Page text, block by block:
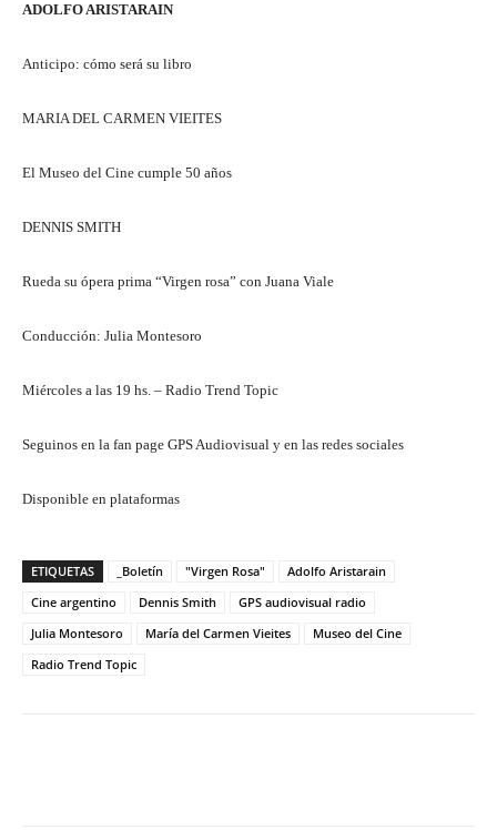
ADOLFO ARISTARAIN
Anticipo: cómo será su libro
MARIA DEL CARMEN VIEITES
El Museo del Cine cumple 50 años
DENNIS SMITH
Rueda su ópera prima “Virgen rosa” con Juana Viale
Conducción: Julia Montesoro
Miércoles a las 19 hs. – Radio Trend Topic
Seguinos en la fan page GPS Audiovisual y en las redes sociales
Disponible en plataformas
ETIQUETAS _Boletín "Virgen Rosa"
Adolfo Aristarain
Cine argentino
Dennis Smith
GPS audiovisual radio
Julia Montesoro
María del Carmen Vieites
Museo del Cine
Radio Trend Topic